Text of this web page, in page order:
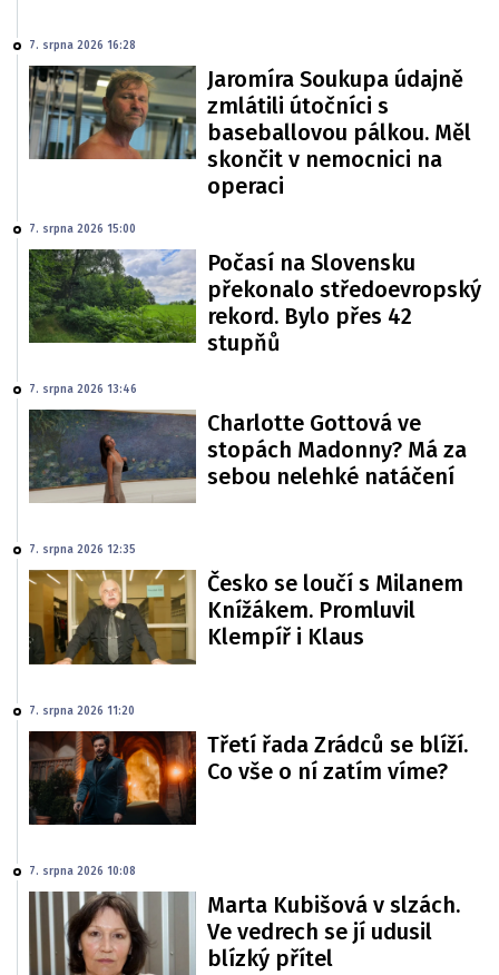
7. srpna 2026 16:28
Jaromíra Soukupa údajně
zmlátili útočníci s
baseballovou pálkou. Měl
skončit v nemocnici na
operaci
7. srpna 2026 15:00
Počasí na Slovensku
překonalo středoevropský
rekord. Bylo přes 42
stupňů
7. srpna 2026 13:46
Charlotte Gottová ve
stopách Madonny? Má za
sebou nelehké natáčení
7. srpna 2026 12:35
Česko se loučí s Milanem
Knížákem. Promluvil
Klempíř i Klaus
7. srpna 2026 11:20
Třetí řada Zrádců se blíží.
Co vše o ní zatím víme?
7. srpna 2026 10:08
Marta Kubišová v slzách.
Ve vedrech se jí udusil
blízký přítel